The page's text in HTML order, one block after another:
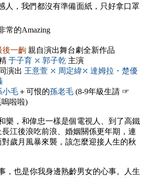
人，我們都沒有準備面紙，只好拿口罩
常的Amazing
後一齣 親自演出舞台劇全新作品
于子育 ⤫ 郭子乾 主演
演出 王意萱 ⤫ 周定緯⤫ 達姆拉・楚優
小毛＋可恨的孫老毛 (8-9年級生請 ☞
嗚啦啦)
樂，和偉忠一樣是個電視人、到了高鐵
江後浪吃前浪、婚姻關係更年期，連
對歲月風暴來襲，該怎麼迎接人生的秋
，也是你我身邊熟齡男女的心事。人生